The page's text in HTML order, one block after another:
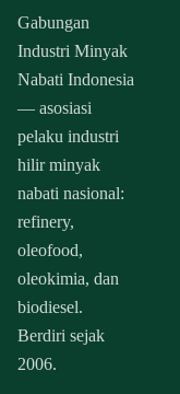
Gabungan
Industri Minyak
Nabati Indonesia
— asosiasi
pelaku industri
hilir minyak
nabati nasional:
refinery,
oleofood,
oleokimia, dan
biodiesel.
Berdiri sejak
2006.